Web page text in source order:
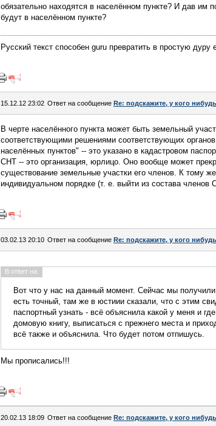
обязательно находятся в населённом пункте? И дав
будут в населённом пункте?
Русский текст способен guru превратить в простую
15.12.12 23:02 Ответ на сообщение Re: подскажите, у кого
В черте населённого пункта может быть земельный
соответствующими решениями соответствующих
населённых пунктов" -- это указано в кадастровом
СНТ -- это организация, юрлицо. Оно вообще может
существование земельные участки его членов. К тому
индивидуальном порядке (т. е. выйти из состава членов
03.02.13 20:10 Ответ на сообщение Re: подскажите, у кого
В ответ на:
Вот что у нас на данный момент. Сейчас мы
есть точный, там же в юстиии сказали, что с этим
паспортный узнать - всё объяснила какой у меня и
домовую книгу, выписаться с прежнего места и
всё также и объяснила. Что будет потом отпишусь.
Мы прописались!!!
20.02.13 18:09 Ответ на сообщение Re: подскажите, у кого